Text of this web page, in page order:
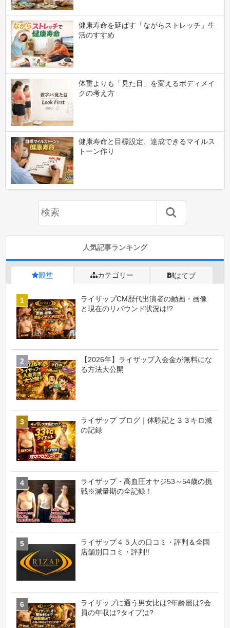
健康寿命を延ばす「ながらストレッチ」生
活のすすめ
体重よりも「見た目」を変えるボディメイ
クの考え方
健康寿命と目標設定、達成できるマイルス
トーン作り
人気記事ランキング
殿堂 カテゴリー はてブ
ライザップCM歴代出演者の動画・画像
と現在のリバウンド状況は!?
【2026年】ライザップ入会金が無料にな
る方法大公開
ライザップ ブログ｜体験記と３３キロ減
の記録
ライザップ・高血圧オヤジ53～54歳の挑
戦※減量期の全記録！
ライザップ４５人の口コミ・評判＆全国
店舗別口コミ・評判!!
ライザップに通う男女比は?年齢層は?会
員の年収は?タイプは?